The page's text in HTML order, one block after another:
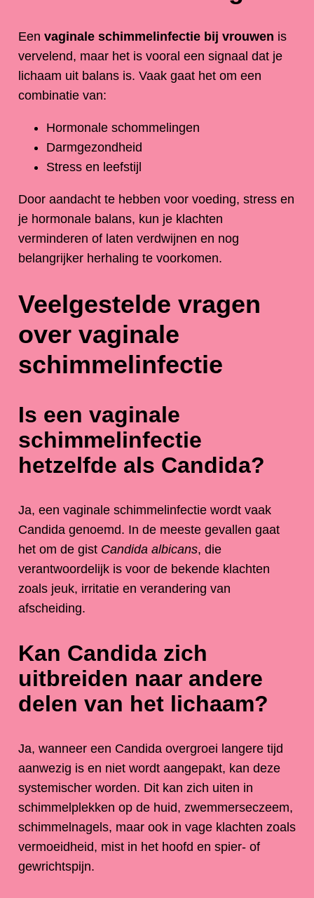
Een vaginale schimmelinfectie bij vrouwen is
vervelend, maar het is vooral een signaal dat je
lichaam uit balans is. Vaak gaat het om een
combinatie van:
Hormonale schommelingen
Darmgezondheid
Stress en leefstijl
Door aandacht te hebben voor voeding, stress en
je hormonale balans, kun je klachten
verminderen of laten verdwijnen en nog
belangrijker herhaling te voorkomen.
Veelgestelde vragen
over vaginale
schimmelinfectie
Is een vaginale
schimmelinfectie
hetzelfde als Candida?
Ja, een vaginale schimmelinfectie wordt vaak
Candida genoemd. In de meeste gevallen gaat
het om de gist Candida albicans, die
verantwoordelijk is voor de bekende klachten
zoals jeuk, irritatie en verandering van
afscheiding.
Kan Candida zich
uitbreiden naar andere
delen van het lichaam?
Ja, wanneer een Candida overgroei langere tijd
aanwezig is en niet wordt aangepakt, kan deze
systemischer worden. Dit kan zich uiten in
schimmelplekken op de huid, zwemmerseczeem,
schimmelnagels, maar ook in vage klachten zoals
vermoeidheid, mist in het hoofd en spier- of
gewrichtspijn.